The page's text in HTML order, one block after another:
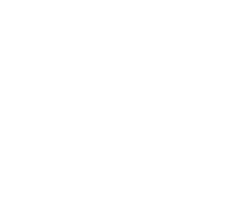
Akne Problemi ve Cilt Jeli
Cilt jelleri, akneye yatkın ciltlerde sebum
Akne ve Siyah Nokta
Akne ve siyah nokta sorunlarına uygun yüz
Allerjik Ciltler İçin Bepanthol
Bepanthol krem, panthenol içeriğiyle
Dr.C.Tuna Çay Ağacı Yağlı Sos